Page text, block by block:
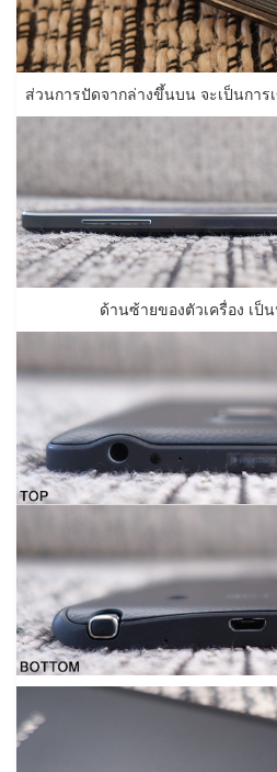
ส่วนการปัดจากล่างขึ้นบน จะเป็นการ
ด้านซ้ายของตัวเครื่อง เป็